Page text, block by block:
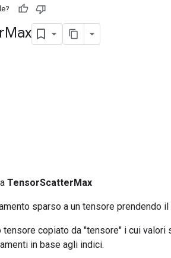
Max
TensorScatterMax
sparso a un tensore prendendo
tensore copiato da "tensore" i cui
in base agli indici.